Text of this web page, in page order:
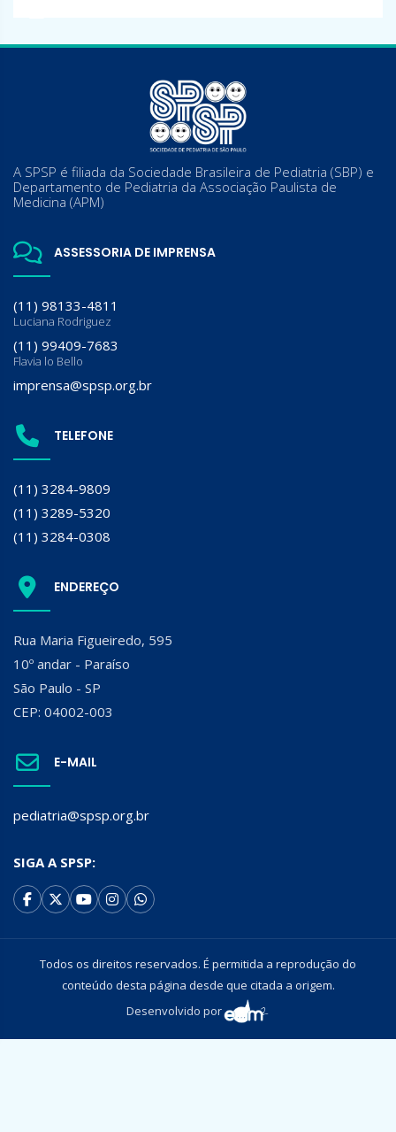
A SPSP é filiada da Sociedade Brasileira de Pediatria (SBP) e
Departamento de Pediatria da Associação Paulista de
Medicina (APM)
ASSESSORIA DE IMPRENSA
(11) 98133-4811
Luciana Rodriguez
(11) 99409-7683
Flavia lo Bello
imprensa@spsp.org.br
TELEFONE
(11) 3284-9809
(11) 3289-5320
(11) 3284-0308
ENDEREÇO
Rua Maria Figueiredo, 595
10º andar - Paraíso
São Paulo - SP
CEP: 04002-003
E-MAIL
pediatria@spsp.org.br
SIGA A SPSP:
Todos os direitos reservados. É permitida a reprodução do
conteúdo desta página desde que citada a origem.
Desenvolvido por